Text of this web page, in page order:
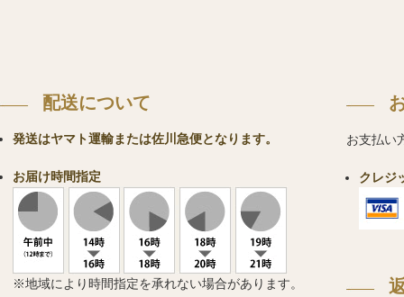
配送について
発送はヤマト運輸または佐川急便となります。
お届け時間指定
※地域により時間指定を承れない場合があります。
お支払い
クレジ